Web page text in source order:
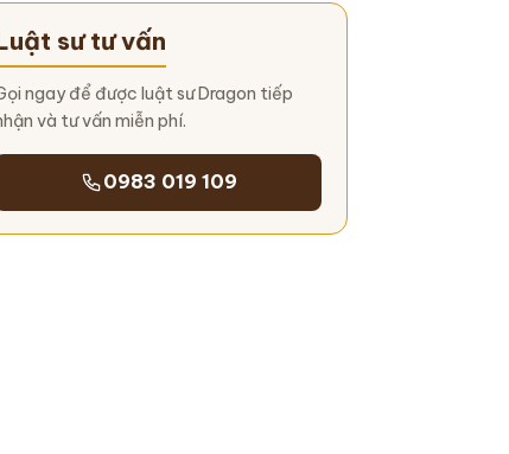
sư tư vấn
ngay để được luật sư Dragon tiếp
và tư vấn miễn phí.
0983 019 109